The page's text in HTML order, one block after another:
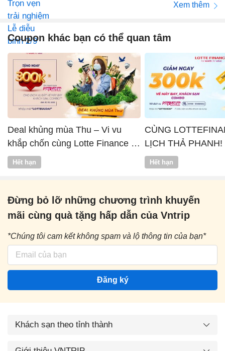
Xem thêm
Coupon khác bạn có thể quan tâm
Deal khủng mùa Thu – Vi vu
khắp chốn cùng Lotte Finance x
Vntrip
Hết hạn
CÙNG
LỊCH THẢ PHANH!
Hết hạn
Đừng bỏ lỡ những chương trình khuyến
mãi cùng quà tặng hấp dẫn của Vntrip
*Chúng tôi cam kết không spam và lộ thông tin của bạn*
Đăng ký
Khách sạn theo tỉnh thành